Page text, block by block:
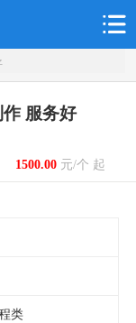
服务好
1500.00元/个 起
类